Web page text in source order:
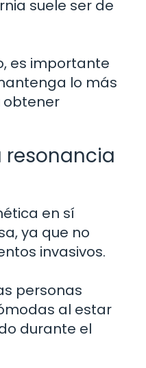
suele ser de
es importante
lo más
obtener
resonancia
en sí
ya que no
invasivos.
personas
al estar
durante el